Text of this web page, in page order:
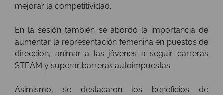
mejorar la competitividad.
En la sesión también se abordó la importancia de
aumentar la representación femenina en puestos de
dirección, animar a las jóvenes a seguir carreras
STEAM y superar barreras autoimpuestas.
Asimismo, se destacaron los beneficios de